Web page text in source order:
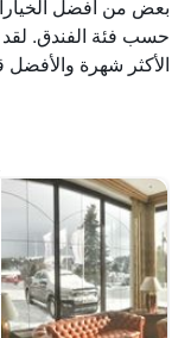
بعض من أفضل
حسب فئة الفندق. لقد
الأكثر شهرة